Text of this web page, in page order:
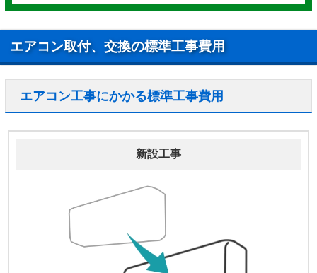
エアコン取付、交換の標準工事費用
エアコン工事にかかる標準工事費用
新設工事